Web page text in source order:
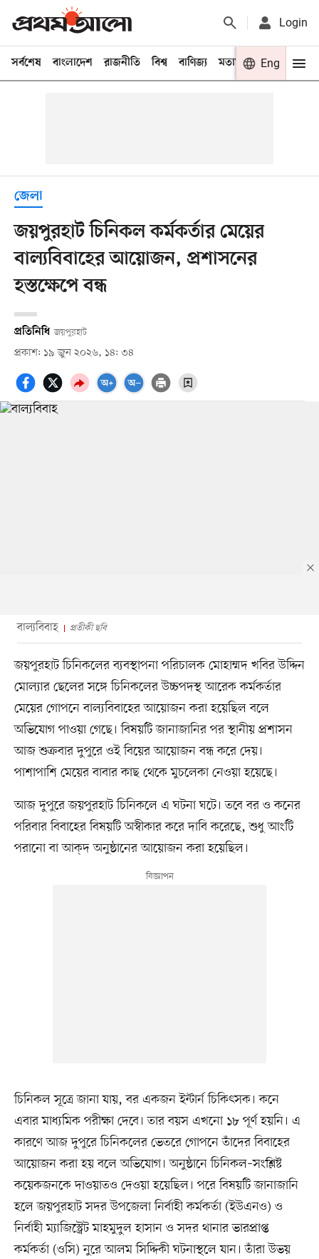
Login
সর্বশেষ বাংলাদেশ রাজনীতি বিশ্ব বাণিজ্য মতামত খেলা
Eng
জেলা
জয়পুরহাট চিনিকল কর্মকর্তার মেয়ের
বাল্যবিবাহের আয়োজন, প্রশাসনের
হস্তক্ষেপে বন্ধ
প্রতিনিধি জয়পুরহাট
প্রকাশ: ১৯ জুন ২০২৬, ১৪: ৩৪
বাল্যবিবাহ প্রতীকী ছবি
জয়পুরহাট চিনিকলের ব্যবস্থাপনা পরিচালক মোহাম্মদ খবির উদ্দিন
মোল্যার ছেলের সঙ্গে চিনিকলের উচ্চপদস্থ আরেক কর্মকর্তার
মেয়ের গোপনে বাল্যবিবাহের আয়োজন করা হয়েছিল বলে
অভিযোগ পাওয়া গেছে। বিষয়টি জানাজানির পর স্থানীয় প্রশাসন
আজ শুক্রবার দুপুরে ওই বিয়ের আয়োজন বন্ধ করে দেয়।
পাশাপাশি মেয়ের বাবার কাছ থেকে মুচলেকা নেওয়া হয়েছে।
আজ দুপুরে জয়পুরহাট চিনিকলে এ ঘটনা ঘটে। তবে বর ও কনের
পরিবার বিবাহের বিষয়টি অস্বীকার করে দাবি করেছে, শুধু আংটি
পরানো বা আক্‌দ অনুষ্ঠানের আয়োজন করা হয়েছিল।
চিনিকল সূত্রে জানা যায়, বর একজন ইন্টার্ন চিকিৎসক। কনে
এবার মাধ্যমিক পরীক্ষা দেবে। তার বয়স এখনো ১৮ পূর্ণ হয়নি। এ
কারণে আজ দুপুরে চিনিকলের ভেতরে গোপনে তাঁদের বিবাহের
আয়োজন করা হয় বলে অভিযোগ। অনুষ্ঠানে চিনিকল–সংশ্লিষ্ট
কয়েকজনকে দাওয়াতও দেওয়া হয়েছিল। পরে বিষয়টি জানাজানি
হলে জয়পুরহাট সদর উপজেলা নির্বাহী কর্মকর্তা (ইউএনও) ও
নির্বাহী ম্যাজিস্ট্রেট মাহমুদুল হাসান ও সদর থানার ভারপ্রাপ্ত
কর্মকর্তা (ওসি) নুরে আলম সিদ্দিকী ঘটনাস্থলে যান। তাঁরা উভয়